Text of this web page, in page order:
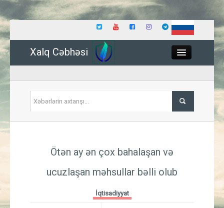
Xalq Cəbhəsi
İqtisadiyyat
Ötən ay ən çox bahalaşan və
ucuzlaşan məhsullar bəlli olub
İqtisadiyyat